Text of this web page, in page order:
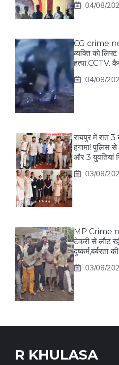
04/08/
CG crime
व्यक्ति
हत्या.CCTV.
04/08/
रायपुर में
हंगामा! पुलिस
और 3 युवतियां
03/08/
MP Crime
टेकरी से लौट
दुष्कर्म,बर्बरता
03/08/
R KHULASA